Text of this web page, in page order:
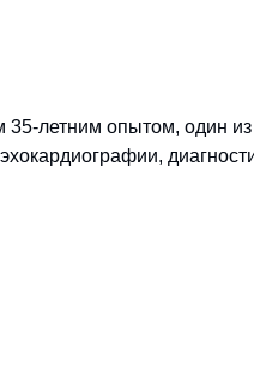
летним опытом, один